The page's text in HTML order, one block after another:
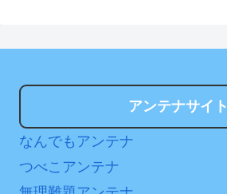
アンテナサイト
なんでもアンテナ
つべこアンテナ